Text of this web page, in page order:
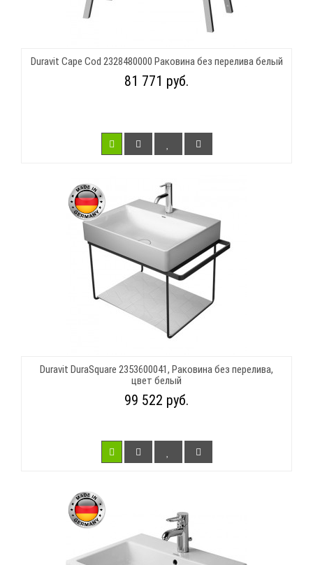
Duravit Cape Cod 2328480000 Раковина без перелива белый
81 771 руб.
Duravit DuraSquare 2353600041, Раковина без перелива,
цвет белый
99 522 руб.